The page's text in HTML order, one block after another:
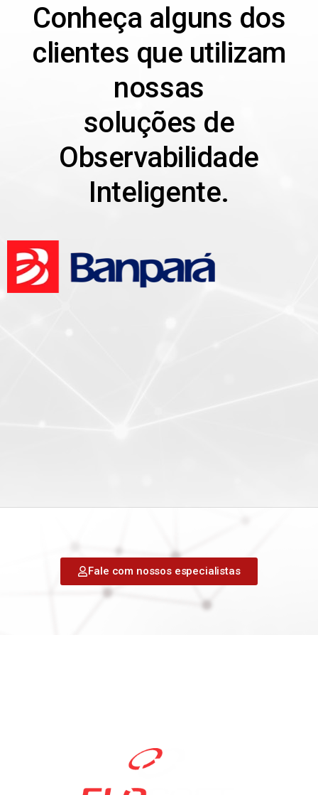
Conheça alguns dos
clientes que utilizam
nossas
soluções de
Observabilidade
Inteligente.
Fale com nossos especialistas